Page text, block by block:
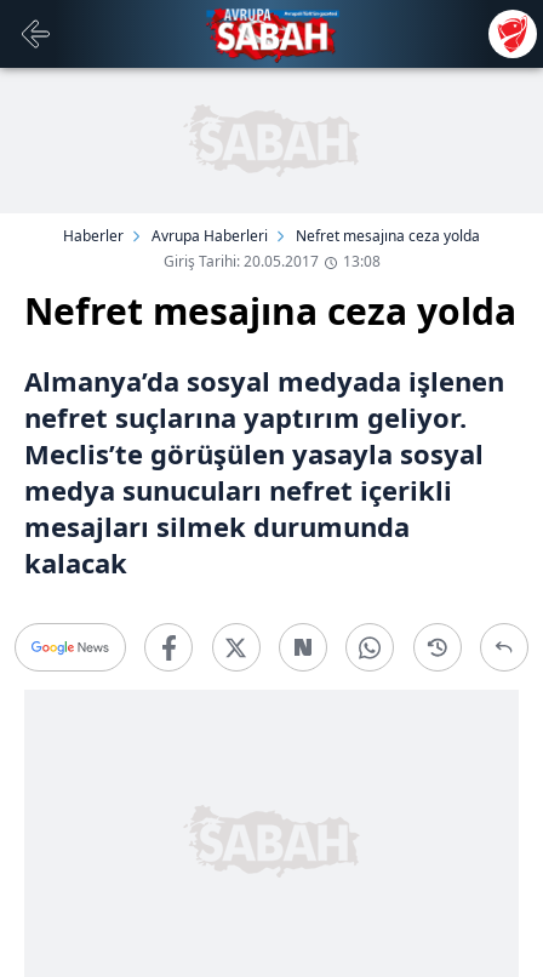
Haberler Avrupa Haberleri
Nefret mesajına ceza yolda
Giriş Tarihi: 20.05.2017
13:08
Nefret mesajına ceza yolda
Almanya’da sosyal medyada işlenen
nefret suçlarına yaptırım geliyor.
Meclis’te görüşülen yasayla sosyal
medya sunucuları nefret içerikli
mesajları silmek durumunda
kalacak